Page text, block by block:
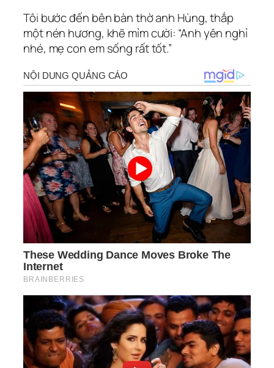
Tôi bước đến bên bàn thờ anh Hùng, thắp
một nén hương, khẽ mỉm cười: “Anh yên nghỉ
nhé, mẹ con em sống rất tốt.”